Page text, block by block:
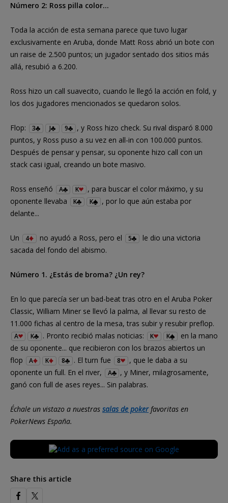
Número 2: Ross pilla color...
Toda la acción de esta semana parece que tuvo lugar
exclusivamente en Aruba, donde Matt Ross abrió un bote con
un raise de 2.500 puntos; un jugador sentado dos sitios más
allá, resubió a 6.200.
Ross hizo un call suavecito, cuando le llegó la acción en fold, y
los dos jugadores mencionados se quedaron solos.
Flop: 3 J 9
, y Ross hizo check. Su rival disparó 8.000
puntos, y Ross puso a su vez en all-in con 100.000 puntos.
Después de pensar y pensar, su oponente hizo call con un
stack casi igual, creando un bote masivo.
Ross enseñó A K
, para buscar el color máximo, y su
oponente llevaba
K K
, por lo que aún estaba por
delante...
Un 4 no ayudó a Ross, pero el 5
le dio una victoria
sacada del fondo del abismo.
Número 1. ¿Estás de broma? ¿Un rey?
En lo que parecía ser un bad-beat tras otro en el Aruba Poker
Classic, William Miner se llevó la palma, al llevar su resto de
11.000 fichas al centro de la mesa, tras subir y resubir preflop.
A K . Pronto recibió malas noticias: K K
en la mano
de su oponente... que recibieron con los brazos abiertos un
flop
A K 8 . El turn fue 8
, que le daba a su
oponente un full. En el river,
A
, y Miner, milagrosamente,
ganó con full de ases reyes... Sin palabras.
Échale un vistazo a nuestras salas de pokerfavoritas en
PokerNews España.
Share this article